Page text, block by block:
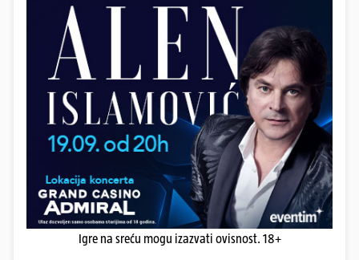
Igre na sreću mogu izazvati ovisnost. 18+